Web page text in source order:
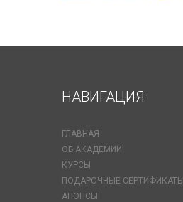
НАВИГАЦИЯ
ГЛАВНАЯ
ОБ АКАДЕМИИ
КУРСЫ
ПОДАРОЧНЫЕ СЕРТИФИКАТЫ
АНОНСЫ